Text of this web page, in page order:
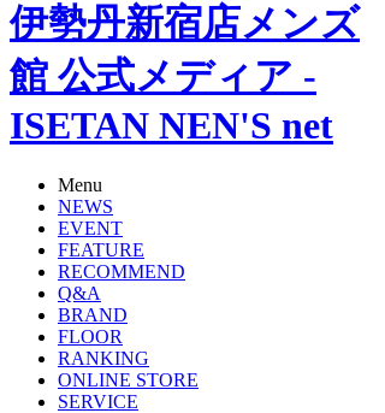
伊勢丹新宿店メンズ
館 公式メディア -
ISETAN NEN'S net
Menu
NEWS
EVENT
FEATURE
RECOMMEND
Q&A
BRAND
FLOOR
RANKING
ONLINE STORE
SERVICE